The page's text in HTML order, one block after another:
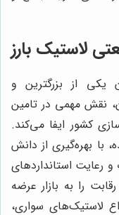
لاستیک بارز
یکی از بزرگترین و
نقش مهمی در تامین
کشور ایفا می‌کند.
1372 تاسیس شده، با بهره‌گیری از دانش
و رعایت استانداردهای
را به بازار عرضه
لاستیک‌های سواری،